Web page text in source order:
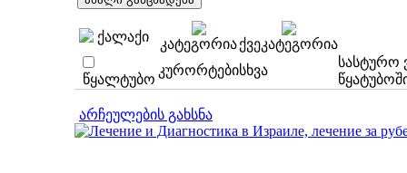
ქალაქი კატეგორიაქვეკატეგორია
წყალტუბო
კურორტებისხვა
სასტურო
არჩეულების გახსნა